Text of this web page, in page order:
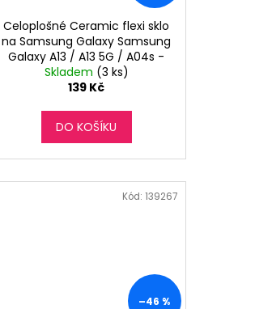
Celoplošné Ceramic flexi sklo
na Samsung Galaxy Samsung
Galaxy A13 / A13 5G / A04s -
černé
Skladem (3 ks)
139 Kč
DO KOŠÍKU
–46 %
Kód: 139267